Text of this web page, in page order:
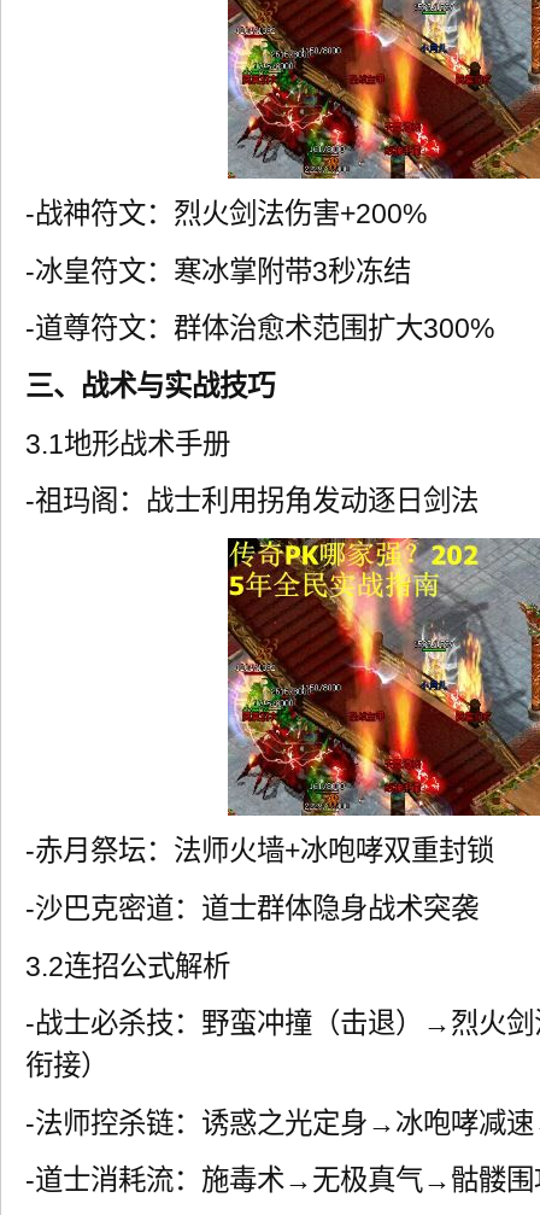
-战神符文：烈火剑法伤害+200%
-冰皇符文：寒冰掌附带3秒冻结
-道尊符文：群体治愈术范围扩大300%
三、战术与实战技巧
3.1地形战术手册
-祖玛阁：战士利用拐角发动逐日剑法
-赤月祭坛：法师火墙+冰咆哮双重封锁
-沙巴克密道：道士群体隐身战术突袭
3.2连招公式解析
-战士必杀技：野蛮冲撞（击退）→烈火
衔接）
-法师控杀链：诱惑之光定身→冰咆哮减
-道士消耗流：施毒术→无极真气→骷髅